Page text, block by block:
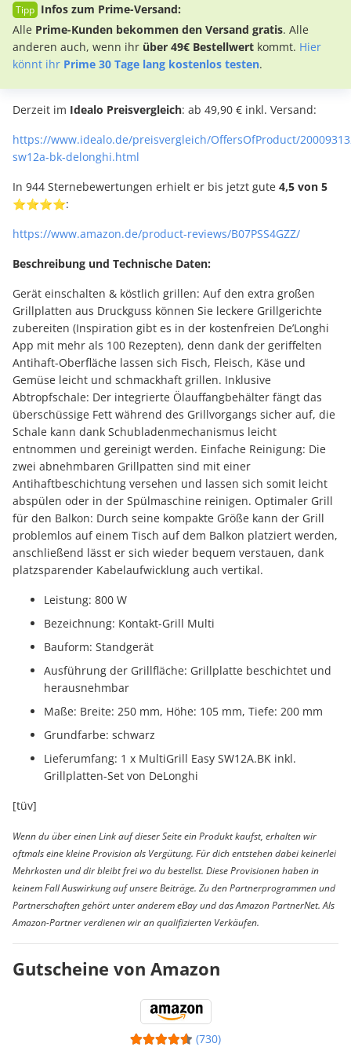
Infos zum Prime-Versand:
Alle Prime-Kunden bekommen den Versand gratis. Alle
anderen auch, wenn ihr über 49€ Bestellwert kommt. Hier
könnt ihr Prime 30 Tage lang kostenlos testen.
Derzeit im Idealo Preisvergleich: ab 49,90 € inkl. Versand:
https://www.idealo.de/preisvergleich/OffersOfProduct/
sw12a-bk-delonghi.html
In 944 Sternebewertungen erhielt er bis jetzt gute 4,5 von 5
⭐⭐⭐⭐:
https://www.amazon.de/product-reviews/B07PSS4GZZ/
Beschreibung und Technische Daten:
Gerät einschalten & köstlich grillen: Auf den extra großen
Grillplatten aus Druckguss können Sie leckere Grillgerichte
zubereiten (Inspiration gibt es in der kostenfreien De’Longhi
App mit mehr als 100 Rezepten), denn dank der geriffelten
Antihaft-Oberfläche lassen sich Fisch, Fleisch, Käse und
Gemüse leicht und schmackhaft grillen. Inklusive
Abtropfschale: Der integrierte Ölauffangbehälter fängt das
überschüssige Fett während des Grillvorgangs sicher auf, die
Schale kann dank Schubladenmechanismus leicht
entnommen und gereinigt werden. Einfache Reinigung: Die
zwei abnehmbaren Grillpatten sind mit einer
Antihaftbeschichtung versehen und lassen sich somit leicht
abspülen oder in der Spülmaschine reinigen. Optimaler Grill
für den Balkon: Durch seine kompakte Größe kann der Grill
problemlos auf einem Tisch auf dem Balkon platziert werden,
anschließend lässt er sich wieder bequem verstauen, dank
platzsparender Kabelaufwicklung auch vertikal.
Leistung: 800 W
Bezeichnung: Kontakt-Grill Multi
Bauform: Standgerät
Ausführung der Grillfläche: Grillplatte beschichtet und
herausnehmbar
Maße: Breite: 250 mm, Höhe: 105 mm, Tiefe: 200 mm
Grundfarbe: schwarz
Lieferumfang: 1 x MultiGrill Easy SW12A.BK inkl.
Grillplatten-Set von DeLonghi
[tüv]
Wenn du über einen Link auf dieser Seite ein Produkt kaufst, erhalten wir
oftmals eine kleine Provision als Vergütung. Für dich entstehen dabei keinerlei
Mehrkosten und dir bleibt frei wo du bestellst. Diese Provisionen haben in
keinem Fall Auswirkung auf unsere Beiträge. Zu den Partnerprogrammen und
Partnerschaften gehört unter anderem eBay und das Amazon PartnerNet. Als
Amazon-Partner verdienen wir an qualifizierten Verkäufen.
Gutscheine von Amazon
(730)